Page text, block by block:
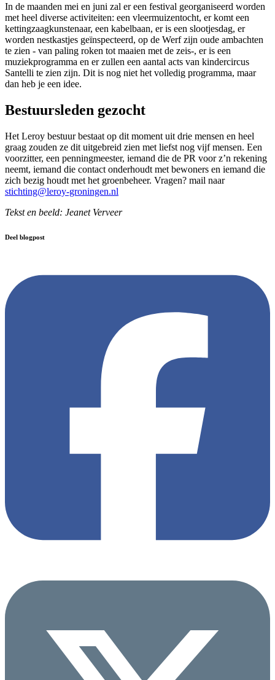
In de maanden mei en juni zal er een festival georganiseerd worden
met heel diverse activiteiten: een vleermuizentocht, er komt een
kettingzaagkunstenaar, een kabelbaan, er is een slootjesdag, er
worden nestkastjes geïnspecteerd, op de Werf zijn oude ambachten
te zien - van paling roken tot maaien met de zeis-, er is een
muziekprogramma en er zullen een aantal acts van kindercircus
Santelli te zien zijn. Dit is nog niet het volledig programma, maar
dan heb je een idee.
Bestuursleden gezocht
Het Leroy bestuur bestaat op dit moment uit drie mensen en heel
graag zouden ze dit uitgebreid zien met liefst nog vijf mensen. Een
voorzitter, een penningmeester, iemand die de PR voor z’n rekening
neemt, iemand die contact onderhoudt met bewoners en iemand die
zich bezig houdt met het groenbeheer. Vragen? mail naar
stichting@leroy-groningen.nl
Tekst en beeld: Jeanet Verveer
Deel blogpost